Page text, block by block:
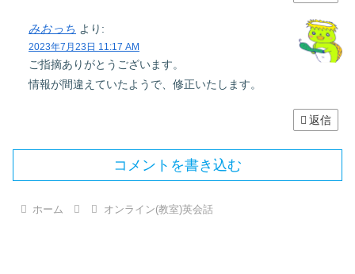
みおっち より:
2023年7月23日 11:17 AM
ご指摘ありがとうございます。
情報が間違えていたようで、修正いたします。
返信
コメントを書き込む
ホーム オンライン(教室)英会話